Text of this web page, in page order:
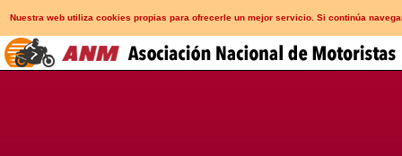
Nuestra web utiliza cookies propias para ofrecerle un mejor servicio. Si continúa